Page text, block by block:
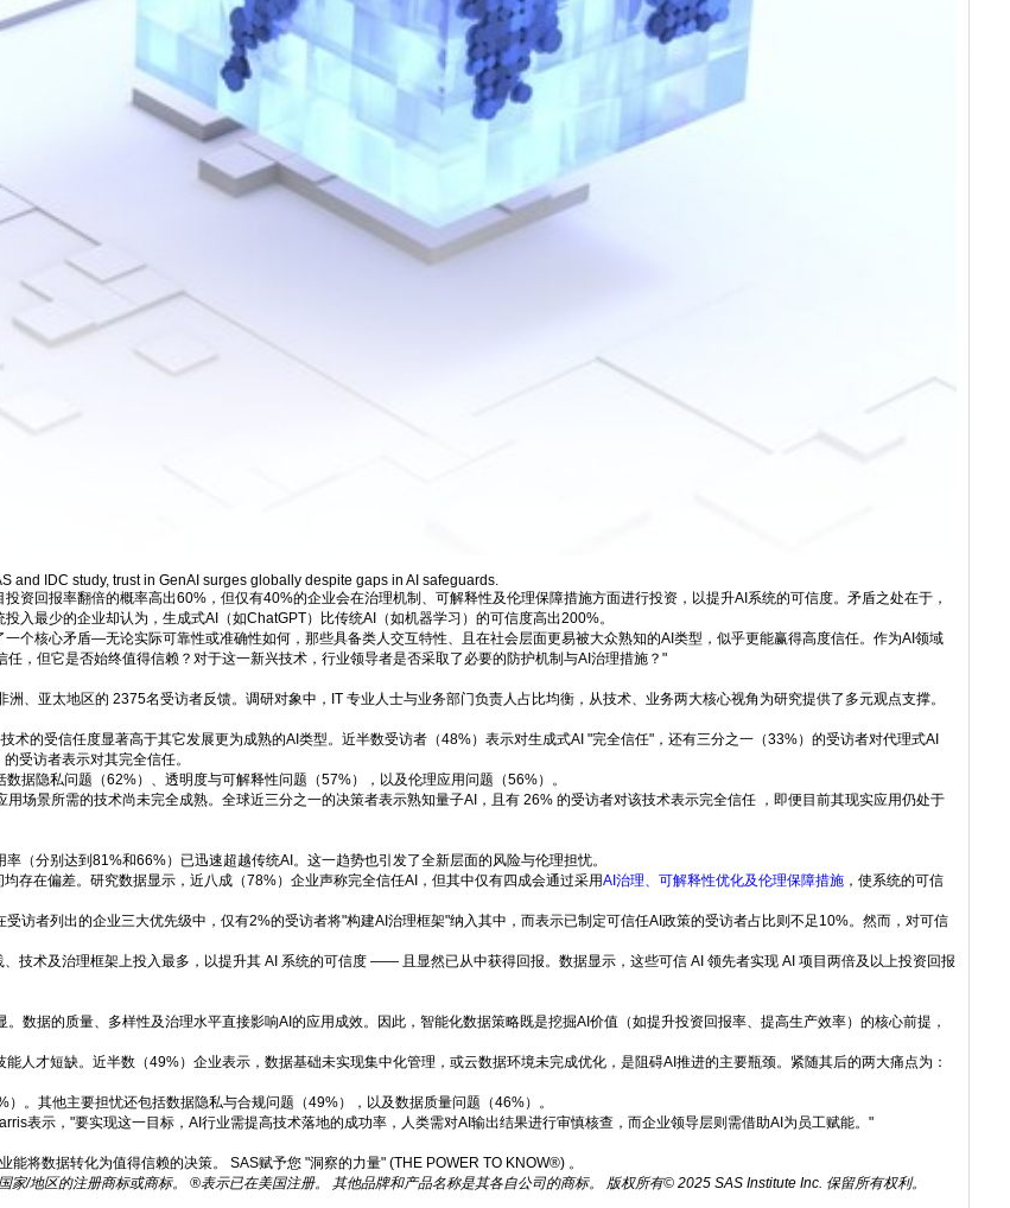
and IDC study, trust in GenAI surges globally despite gaps in AI safeguards.
资回报率翻倍的概率高出60%，但仅有40%的企业会在治理机制、可解释性及伦理保障措施方面进行投资，以提升AI系统的可信度。矛盾之处在于，
入最少的企业却认为，生成式AI（如ChatGPT）比传统AI（如机器学习）的可信度高出200%。
个核心矛盾—无论实际可靠性或准确性如何，那些具备类人交互特性、且在社会层面更易被大众熟知的AI类型，似乎更能赢得高度信任。作为AI领域
，但它是否始终值得信赖？对于这一新兴技术，行业领导者是否采取了必要的防护机制与AI治理措施？"
、亚太地区的 2375名受访者反馈。调研对象中，IT 专业人士与业务部门负责人占比均衡，从技术、业务两大核心视角为研究提供了多元观点支撑。
术的受信任度显著高于其它发展更为成熟的AI类型。近半数受访者（48%）表示对生成式AI "完全信任"，还有三分之一（33%）的受访者对代理式AI
受访者表示对其完全信任。
据隐私问题（62%）、透明度与可解释性问题（57%），以及伦理应用问题（56%）。
用场景所需的技术尚未完全成熟。全球近三分之一的决策者表示熟知量子AI，且有 26% 的受访者对该技术表示完全信任 ，即便目前其现实应用仍处于
分别达到81%和66%）已迅速超越传统AI。这一趋势也引发了全新层面的风险与伦理担忧。
存在偏差。研究数据显示，近八成（78%）企业声称完全信任AI，但其中仅有四成会通过采用AI治理、可解释性优化及伦理保障措施，使系统的可信
访者列出的企业三大优先级中，仅有2%的受访者将"构建AI治理框架"纳入其中，而表示已制定可信任AI政策的受访者占比则不足10%。然而，对可信
技术及治理框架上投入最多，以提升其 AI 系统的可信度 —— 且显然已从中获得回报。数据显示，这些可信 AI 领先者实现 AI 项目两倍及以上投资回报
数据的质量、多样性及治理水平直接影响AI的应用成效。因此，智能化数据策略既是挖掘AI价值（如提升投资回报率、提高生产效率）的核心前提，
人才短缺。近半数（49%）企业表示，数据基础未实现集中化管理，或云数据环境未完成优化，是阻碍AI推进的主要瓶颈。紧随其后的两大痛点为：
。其他主要担忧还包括数据隐私与合规问题（49%），以及数据质量问题（46%）。
表示，"要实现这一目标，AI行业需提高技术落地的成功率，人类需对AI输出结果进行审慎核查，而企业领导层则需借助AI为员工赋能。"
将数据转化为值得信赖的决策。 SAS赋予您 "洞察的力量" (THE POWER TO KNOW®) 。
家/地区的注册商标或商标。 ®表示已在美国注册。 其他品牌和产品名称是其各自公司的商标。 版权所有© 2025 SAS Institute Inc. 保留所有权利。